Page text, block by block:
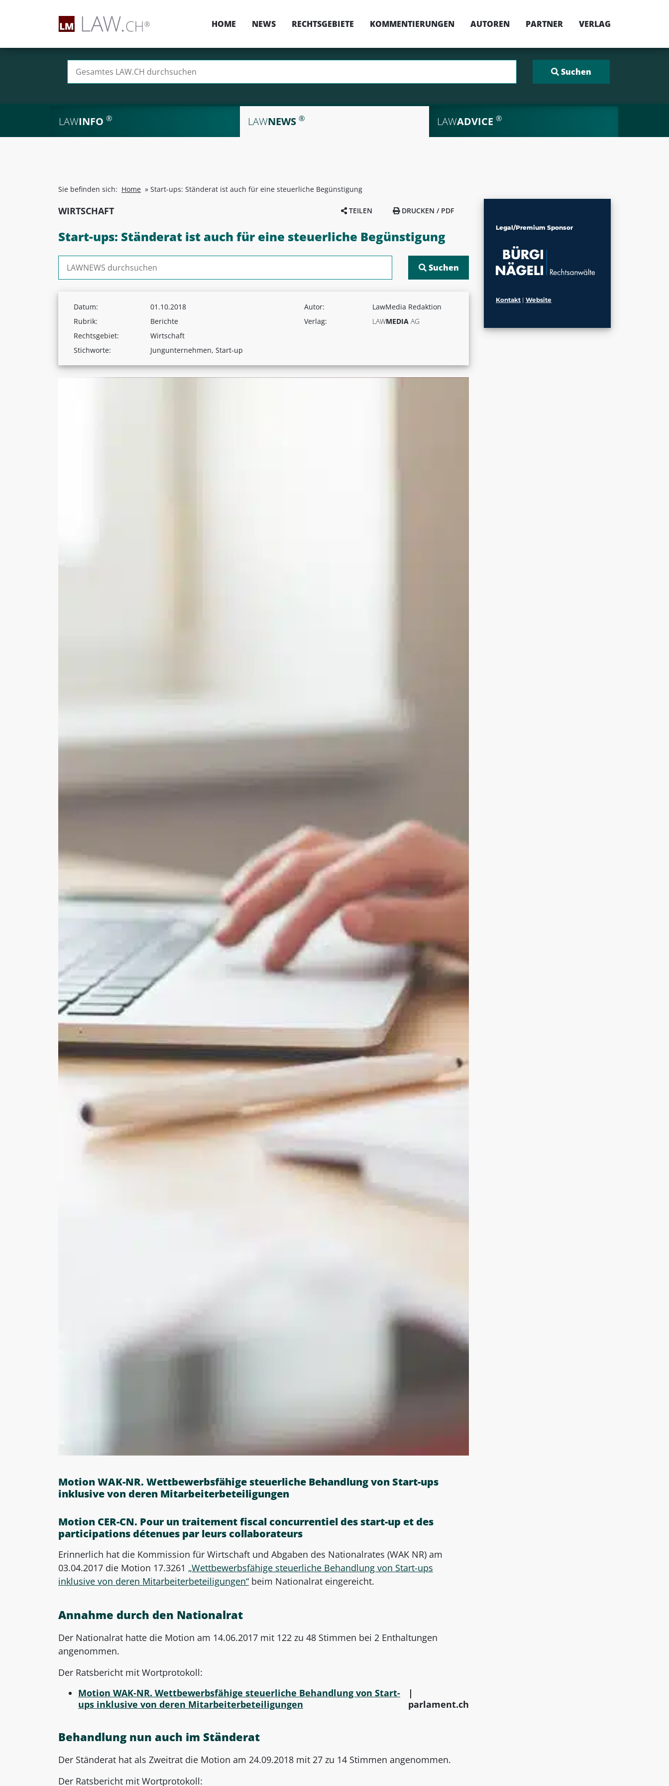
HOME NEWS RECHTSGEBIETE KOMMENTIERUNGEN AUTOREN PARTNER VERLAG
LAWINFO ® LAWNEWS ® LAWADVICE ®
Sie befinden sich: Home » Start-ups: Ständerat ist auch für eine steuerliche Begünstigung
WIRTSCHAFT TEILEN DRUCKEN / PDF
Start-ups: Ständerat ist auch für eine steuerliche Begünstigung
Datum:
01.10.2018
Rubrik:
Berichte
Rechtsgebiet:
Wirtschaft
Stichworte:
Jungunternehmen, Start-up
Autor:
LawMedia Redaktion
Verlag:
LAWMEDIA AG
Motion WAK-NR. Wettbewerbsfähige steuerliche Behandlung von Start-ups
inklusive von deren Mitarbeiterbeteiligungen
Motion CER-CN. Pour un traitement fiscal concurrentiel des start-up et des
participations détenues par leurs collaborateurs
Erinnerlich hat die Kommission für Wirtschaft und Abgaben des Nationalrates (WAK NR) am
03.04.2017 die Motion 17.3261 „Wettbewerbsfähige steuerliche Behandlung von Start-ups
inklusive von deren Mitarbeiterbeteiligungen“ beim Nationalrat eingereicht.
Annahme durch den Nationalrat
Der Nationalrat hatte die Motion am 14.06.2017 mit 122 zu 48 Stimmen bei 2 Enthaltungen
angenommen.
Der Ratsbericht mit Wortprotokoll:
Motion WAK-NR. Wettbewerbsfähige steuerliche Behandlung von Start-
ups inklusive von deren Mitarbeiterbeteiligungen
|
parlament.ch
Behandlung nun auch im Ständerat
Der Ständerat hat als Zweitrat die Motion am 24.09.2018 mit 27 zu 14 Stimmen angenommen.
Der Ratsbericht mit Wortprotokoll:
Legal/Premium Sponsor
Kontakt | Website